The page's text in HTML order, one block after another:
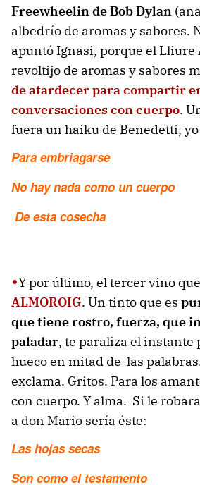
Freewheelin de Bob Dylan
albedrío de aromas y sabores.
apuntó Ignasi, porque el Lliure
revoltijo de aromas y sabores
de atardecer para compartir
conversaciones con cuerpo.
fuera un haiku de Benedetti,
Para embriagarse
No hay nada como un cuerpo
De esta cosecha
•Y por último, el tercer vino
ALMOROIG. Un tinto que es
que tiene rostro, fuerza, que
paladar, te paraliza el instante
hueco en mitad de las
exclama. Gritos. Para los
con cuerpo. Y alma. Si le
a don Mario sería éste:
Las hojas secas
Son como el testamento